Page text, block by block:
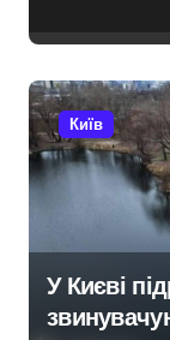
Київ
У Києві